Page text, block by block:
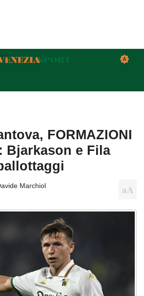
FORMAZIONI
Bjarkason e Fila
Marchiol